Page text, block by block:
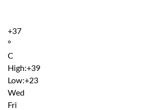
+37
°
C
High:+39
Low:+23
Wed
Fri